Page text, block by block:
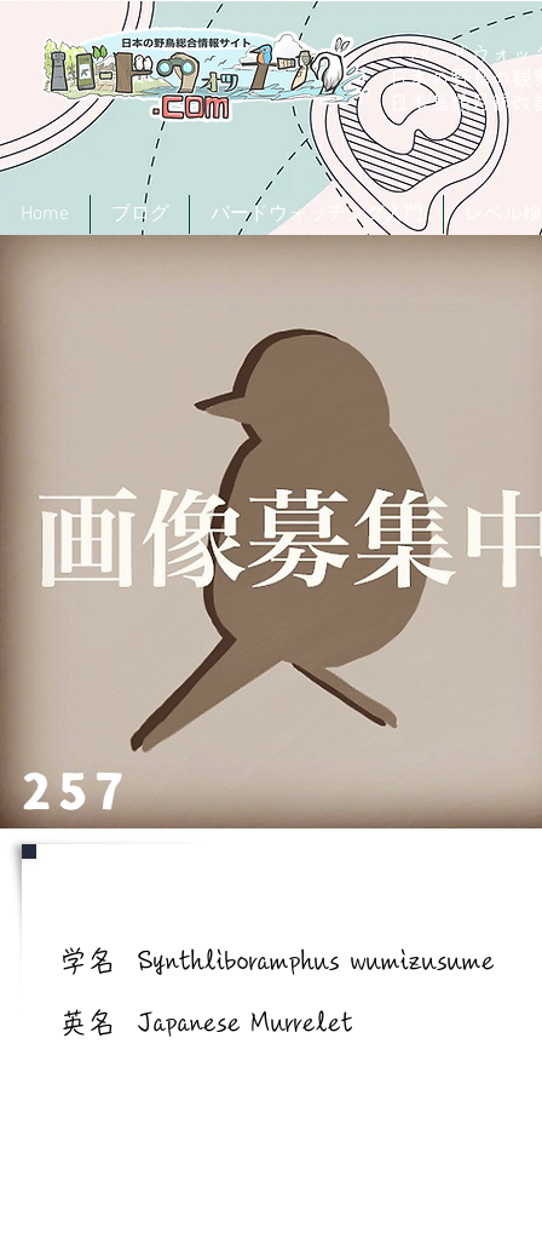
「バードウォッ
日本の野鳥の観
日本鳥類目録
Home ブログ バードウォッチング入門
257
学名 Synthliboramphus wumizusume
英名 Japanese Murrelet